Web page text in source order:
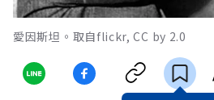
愛因斯坦。取自flickr, CC by 2.0